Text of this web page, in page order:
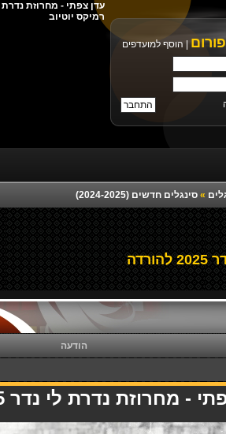
הוסף למועדפים
רמיקס יוטיוב
» סינגלים חדשים (2024-2025)
הודעה
- מחרוזת נדרת לי נדר 2025 - 11.09.25